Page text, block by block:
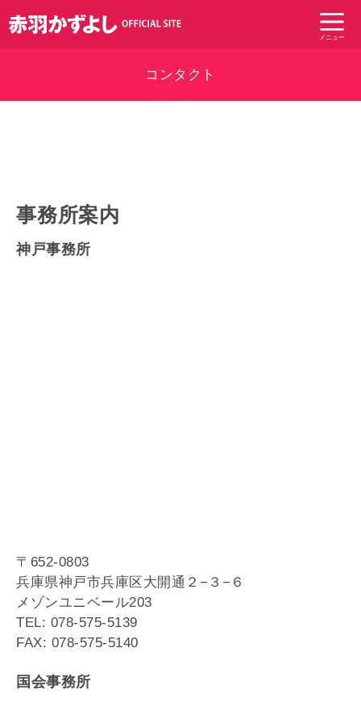
ン
メニュー
コンタクト
事務所案内
神戸事務所
〒652-0803
兵庫県神戸市兵庫区大開通２−３−６
メゾンユニベール203
TEL: 078-575-5139
FAX: 078-575-5140
国会事務所